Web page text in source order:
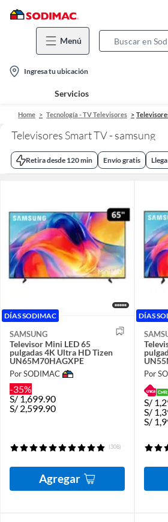
Menú
location-
icon
Ingresa tu ubicación
Servicios
Home Tecnología - TV Televisores
Televisores Smart TV - samsung
Retira desde 120 min Envío gratis
DÍAS SODIMAC
SAMSUNG
Televisor Mini LED 65
pulgadas 4K Ultra HD Tizen
UN65M70HAGXPE
Por SODIMAC
-35%
S/1,699.90
S/ 2,599.90
(308)
Agregar
DÍAS
Por
S/
S/
S/